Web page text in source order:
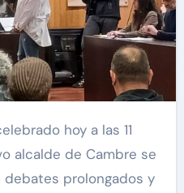
alcalde de Cambre se
debates prolongados y